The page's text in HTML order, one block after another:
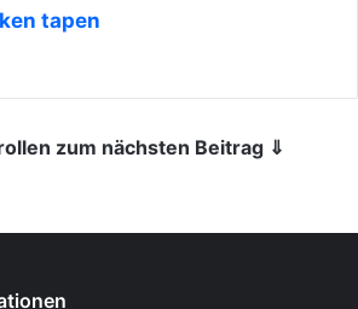
tapen
zum nächsten Beitrag ⇓